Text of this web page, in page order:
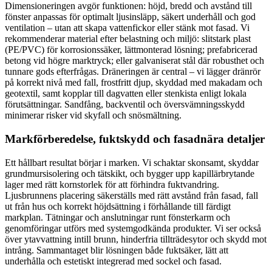
Dimensioneringen avgör funktionen: höjd, bredd och avstånd till
fönster anpassas för optimalt ljusinsläpp, säkert underhåll och god
ventilation – utan att skapa vattenfickor eller stänk mot fasad. Vi
rekommenderar material efter belastning och miljö: slitstark plast
(PE/PVC) för korrosionssäker, lättmonterad lösning; prefabricerad
betong vid högre marktryck; eller galvaniserat stål där robusthet och
tunnare gods efterfrågas. Dräneringen är central – vi lägger dränrör
på korrekt nivå med fall, frostfritt djup, skyddad med makadam och
geotextil, samt kopplar till dagvatten eller stenkista enligt lokala
förutsättningar. Sandfång, backventil och översvämningsskydd
minimerar risker vid skyfall och snösmältning.
Markförberedelse, fuktskydd och fasadnära detaljer
Ett hållbart resultat börjar i marken. Vi schaktar skonsamt, skyddar
grundmursisolering och tätskikt, och bygger upp kapillärbrytande
lager med rätt kornstorlek för att förhindra fuktvandring.
Ljusbrunnens placering säkerställs med rätt avstånd från fasad, fall
ut från hus och korrekt höjdsättning i förhållande till färdigt
markplan. Tätningar och anslutningar runt fönsterkarm och
genomföringar utförs med systemgodkända produkter. Vi ser också
över ytavvattning intill brunn, hinderfria tillträdesytor och skydd mot
intrång. Sammantaget blir lösningen både fuktsäker, lätt att
underhålla och estetiskt integrerad med sockel och fasad.